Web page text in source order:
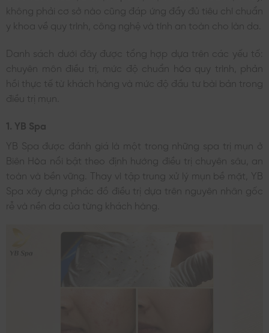
không phải cơ sở nào cũng đáp ứng đầy đủ tiêu chí chuẩn
y khoa về quy trình, công nghệ và tính an toàn cho làn da.
Danh sách dưới đây được tổng hợp dựa trên các yếu tố:
chuyên môn điều trị, mức độ chuẩn hóa quy trình, phản
hồi thực tế từ khách hàng và mức độ đầu tư bài bản trong
điều trị mụn.
1. YB Spa
YB Spa được đánh giá là một trong những spa trị mụn ở
Biên Hòa nổi bật theo định hướng điều trị chuyên sâu, an
toàn và bền vững. Thay vì tập trung xử lý mụn bề mặt, YB
Spa xây dựng phác đồ điều trị dựa trên nguyên nhân gốc
rễ và nền da của từng khách hàng.